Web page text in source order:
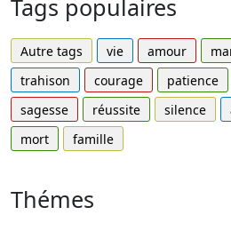
Tags populaires
Autre tags vie amour
trahison
courage patience
sagesse
réussite silence
mort
famille
Thémes